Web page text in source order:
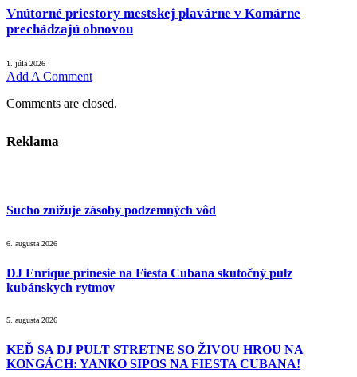
Vnútorné priestory mestskej plavárne v Komárne
prechádzajú obnovou
1. júla 2026
Add A Comment
Comments are closed.
Reklama
Sucho znižuje zásoby podzemných vôd
6. augusta 2026
DJ Enrique prinesie na Fiesta Cubana skutočný pulz
kubánskych rytmov
5. augusta 2026
KEĎ SA DJ PULT STRETNE SO ŽIVOU HROU NA
KONGÁCH: YANKO SIPOS NA FIESTA CUBANA!